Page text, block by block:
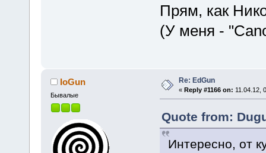
Прям, как
(У меня -
IoGun
Бывалые
Re: EdGun
« Reply #1166 on: 11.04.12,
Quote from:
Интересно, от